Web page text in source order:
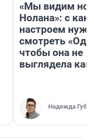
«Мы видим
Нолана»: с
настроем
смотреть
чтобы она не
выглядела как
Надежда